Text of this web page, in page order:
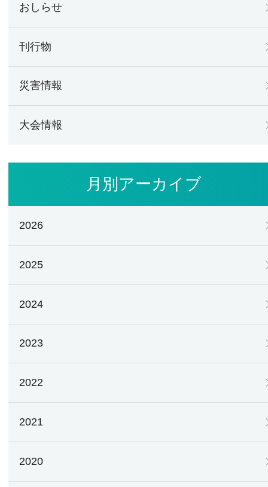
おしらせ
刊行物
災害情報
大会情報
月別アーカイブ
2026
2025
2024
2023
2022
2021
2020